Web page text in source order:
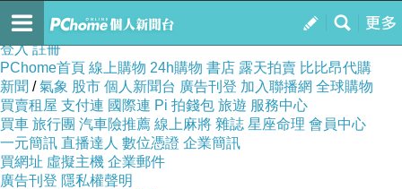
我的
訂閱
h75lr33x7j
登入 註冊
PChome首頁 線上購物 24h購物 書店 露天拍賣 比比昂代購
新聞 /氣象 股市 個人新聞台 廣告刊登 加入聯播網 全球購物
買賣租屋 支付連 國際連 Pi 拍錢包 旅遊 服務中心
買車 旅行團 汽車險推薦 線上麻將 雜誌 星座命理 會員中心
一元簡訊 直播達人 數位憑證 企業簡訊
買網址 虛擬主機 企業郵件
廣告刊登 隱私權聲明